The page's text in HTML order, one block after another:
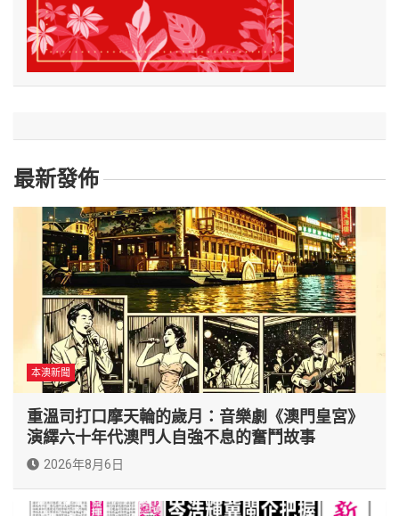
最新發佈
本澳新聞
重溫司打口摩天輪的歲月：音樂劇《澳門皇宮》
演繹六十年代澳門人自強不息的奮鬥故事
2026年8月6日